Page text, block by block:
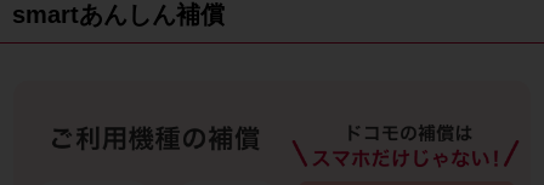
smartあんしん補償